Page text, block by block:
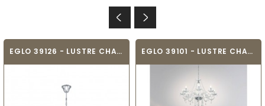
EGLO 39126 - LUSTRE CHANDELIER - MEDUNO EGLO 39101 - LUSTRE CHANDELIER - BASILANO 1